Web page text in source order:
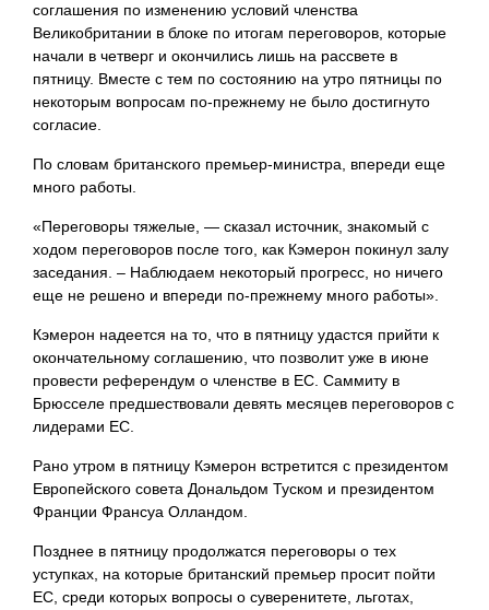
соглашения по изменению условий членства
Великобритании в блоке по итогам переговоров, которые
начали в четверг и окончились лишь на рассвете в
пятницу. Вместе с тем по состоянию на утро пятницы по
некоторым вопросам по-прежнему не было достигнуто
согласие.
По словам британского премьер-министра, впереди еще
много работы.
«Переговоры тяжелые, — сказал источник, знакомый с
ходом переговоров после того, как Кэмерон покинул залу
заседания. – Наблюдаем некоторый прогресс, но ничего
еще не решено и впереди по-прежнему много работы».
Кэмерон надеется на то, что в пятницу удастся прийти к
окончательному соглашению, что позволит уже в июне
провести референдум о членстве в ЕС. Саммиту в
Брюсселе предшествовали девять месяцев переговоров с
лидерами ЕС.
Рано утром в пятницу Кэмерон встретится с президентом
Европейского совета Дональдом Туском и президентом
Франции Франсуа Олландом.
Позднее в пятницу продолжатся переговоры о тех
уступках, на которые британский премьер просит пойти
ЕС, среди которых вопросы о суверенитете, льготах,